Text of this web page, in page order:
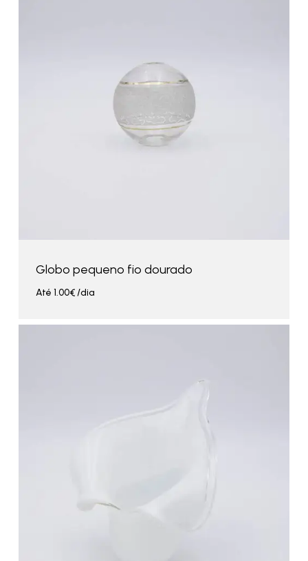
Globo pequeno fio dourado
Até 1.00€/dia